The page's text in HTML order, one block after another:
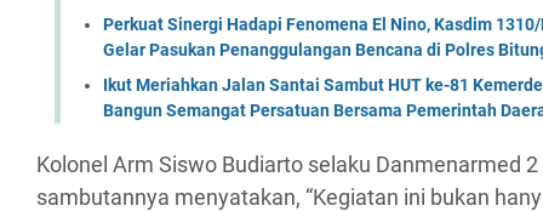
Perkuat Sinergi Hadapi Fenomena El Nino, Kasdim
Gelar Pasukan Penanggulangan Bencana di Polres
Ikut Meriahkan Jalan Santai Sambut HUT ke-81
Bangun Semangat Persatuan Bersama Pemerintah
Kolonel Arm Siswo Budiarto selaku Danmenarmed
sambutannya menyatakan, “Kegiatan ini bukan